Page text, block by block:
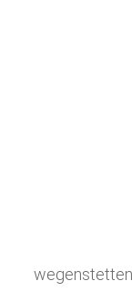
wegenstetten